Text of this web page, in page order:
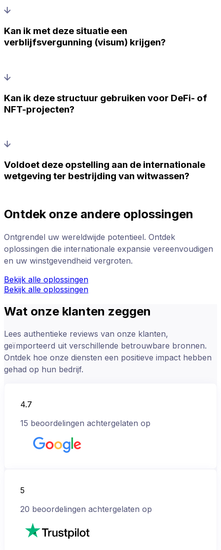
Kan ik met deze situatie een
verblijfsvergunning (visum) krijgen?
Kan ik deze structuur gebruiken voor DeFi- of
NFT-projecten?
Voldoet deze opstelling aan de internationale
wetgeving ter bestrijding van witwassen?
Ontdek onze andere oplossingen
Ontgrendel uw wereldwijde potentieel. Ontdek
oplossingen die internationale expansie vereenvoudigen
en uw winstgevendheid vergroten.
Bekijk alle oplossingen
Bekijk alle oplossingen
Wat onze klanten zeggen
Lees authentieke reviews van onze klanten,
geïmporteerd uit verschillende betrouwbare bronnen.
Ontdek hoe onze diensten een positieve impact hebben
gehad op hun bedrijf.
4.7
15 beoordelingen achtergelaten op
5
20 beoordelingen achtergelaten op